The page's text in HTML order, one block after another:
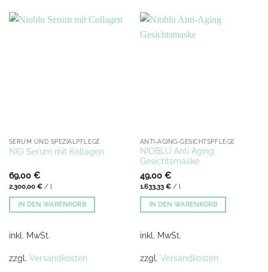
SERUM UND SPEZIALPFLEGE
NIO Serum mit Kollagen
69,00 €
2.300,00 €/ l
IN DEN WARENKORB
inkl. MwSt.
zzgl. Versandkosten
ANTI-AGING-GESICHTSPFLEGE
NIOBLU Anti Aging
Gesichtsmaske
49,00 €
1.633,33 €/ l
IN DEN WARENKORB
inkl. MwSt.
zzgl. Versandkosten